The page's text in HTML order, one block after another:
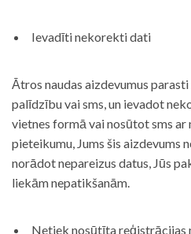
Ievadīti nekorekti dati
Ātros naudas aizdevumus
palīdzību vai sms, un ievadot
vietnes formā vai nosūtot sms
pieteikumu, Jums šis aizdevums
norādot nepareizus datus, Jūs
liekām nepatikšanām.
Netiek nosūtīta reģistrācijas